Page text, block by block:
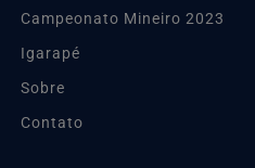
Campeonato Mineiro 2023
Igarapé
Sobre
Contato